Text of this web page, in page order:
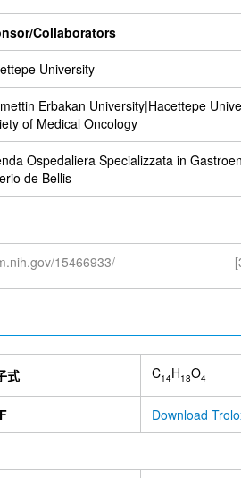
Collaborators
University
Erbakan University|Hacettepe
of Medical Oncology
Ospedaliera Specializzata in
de Bellis
15466933/
式 C14H18O4
Download